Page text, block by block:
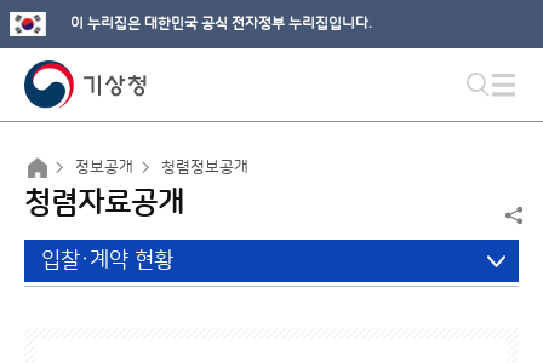
이 누리집은 대한민국 공식 전자정부 누리집입니다.
정보공개 청렴정보공개
청렴자료공개
입찰·계약 현황